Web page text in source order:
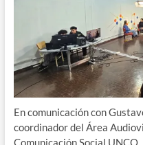
En comunicación con
coordinador del Área
Comunicación Social